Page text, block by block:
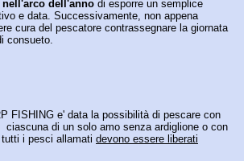
dell'anno di esporre un semplice
e data. Successivamente, non appena
cura del pescatore contrassegnare la giornata
consueto.
FISHING e' data la possibilità di pescare con
ciascuna di un solo amo senza ardiglione o con
tutti i pesci allamati devono essere liberati